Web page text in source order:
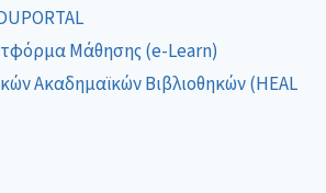
Μάθησης (e-Learn)
Ακαδημαϊκών Βιβλιοθηκών (HEAL